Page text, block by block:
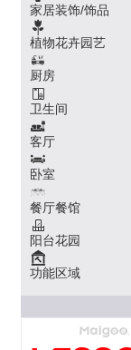
家居装饰/饰品
植物花卉园艺
厨房
卫生间
客厅
卧室
餐厅餐馆
阳台花园
功能区域